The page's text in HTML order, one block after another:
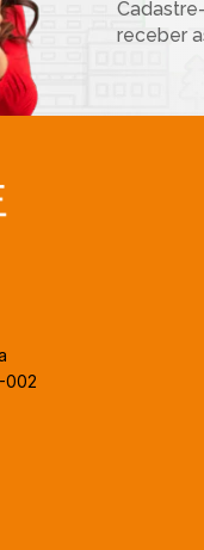
receber
002